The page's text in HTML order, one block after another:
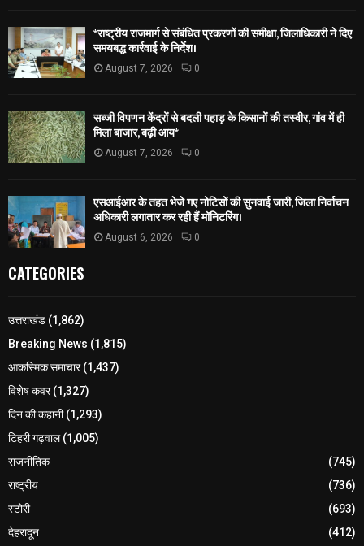
*राष्ट्रीय राजमार्ग से संबंधित प्रकरणों की समीक्षा, जिलाधिकारी ने दिए
समयबद्ध कार्रवाई के निर्देश।
August 7, 2026 0
सब्जी विपणन केंद्रों से बदली पहाड़ के किसानों की तस्वीर, गांव में ही
मिला बाजार, बढ़ी आय*
August 7, 2026 0
एसआईआर के तहत भेजे गए नोटिसों की सुनवाई जारी, जिला निर्वाचन
अधिकारी लगातार कर रही हैं मॉनिटरिंग।
August 6, 2026 0
CATEGORIES
उत्तराखंड (1,862)
Breaking News (1,815)
आकस्मिक समाचार(1,437)
विशेष कवर(1,327)
दिन की कहानी(1,293)
टिहरी गढ़वाल(1,005)
राजनीतिक
(745)
राष्ट्रीय
(736)
स्टोरी
(693)
देहरादून
(412)